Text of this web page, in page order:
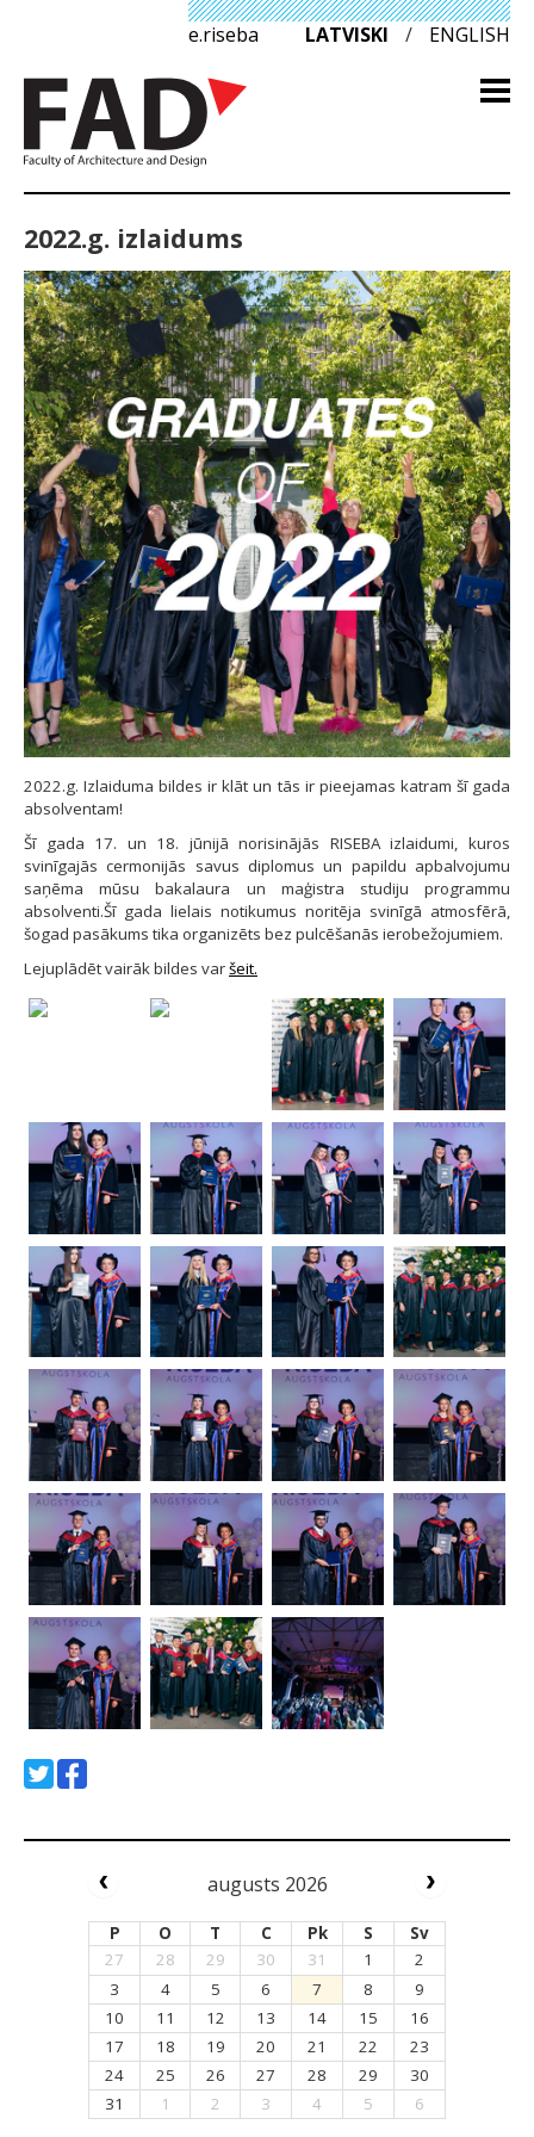
e.riseba LATVISKI / ENGLISH
2022.g. izlaidums
2022.g. Izlaiduma bildes ir klāt un tās ir pieejamas katram šī gada
absolventam!
Šī gada 17. un 18. jūnijā norisinājās RISEBA izlaidumi, kuros
svinīgajās cermonijās savus diplomus un papildu apbalvojumu
saņēma mūsu bakalaura un maģistra studiju programmu
absolventi.Šī gada lielais notikumus noritēja svinīgā atmosfērā,
šogad pasākums tika organizēts bez pulcēšanās ierobežojumiem.
Lejuplādēt vairāk bildes varšeit.
augusts 2026
P O T C Pk S
Sv
27
28 29 30 31 1
2
3
4 5 6 7 8
9
10
11 12 13 14 15
16
17
18 19 20 21 22
23
24
25 26 27 28 29
30
31
1 2 3 4 5 6